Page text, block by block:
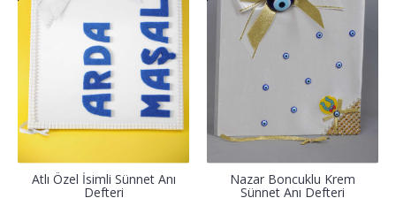
Atlı Özel İsimli Sünnet Anı
Defteri
Nazar Boncuklu Krem
Sünnet Anı Defteri